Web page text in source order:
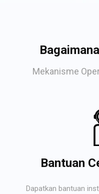
Mekanisme
Bantuan
Dapatkan bantuan